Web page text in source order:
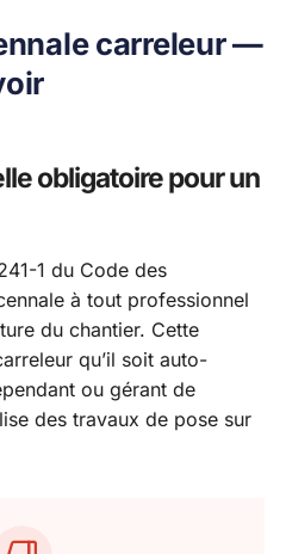
carreleur —
obligatoire pour un
1 du Code des
à tout professionnel
du chantier. Cette
qu’il soit auto-
ou gérant de
des travaux de pose sur